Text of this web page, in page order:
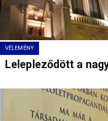
VÉLEMÉNY
Lelepleződött a